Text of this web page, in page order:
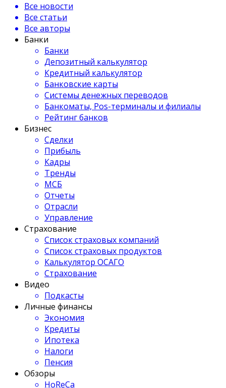
Все новости
Все статьи
Все авторы
Банки
Банки
Депозитный калькулятор
Кредитный калькулятор
Банковские карты
Системы денежных переводов
Банкоматы, Pos-терминалы и филиалы
Рейтинг банков
Бизнес
Сделки
Прибыль
Кадры
Тренды
МСБ
Отчеты
Отрасли
Управление
Страхование
Список страховых компаний
Список страховых продуктов
Калькулятор ОСАГО
Страхование
Видео
Подкасты
Личные финансы
Экономия
Кредиты
Ипотека
Налоги
Пенсия
Обзоры
HoReCa